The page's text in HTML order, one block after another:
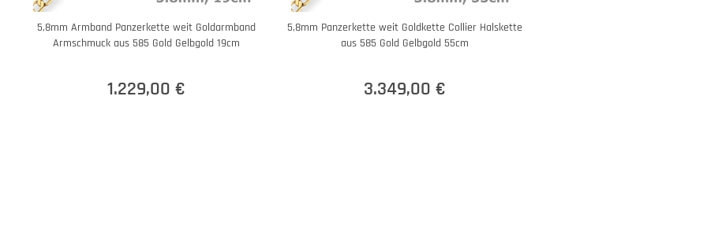
5,8mm Armband Panzerkette weit Goldarmband
Armschmuck aus 585 Gold Gelbgold 19cm
1.229,00 €
5,8mm Panzerkette weit Goldkette Collier Halskette
aus 585 Gold Gelbgold 55cm
3.349,00 €